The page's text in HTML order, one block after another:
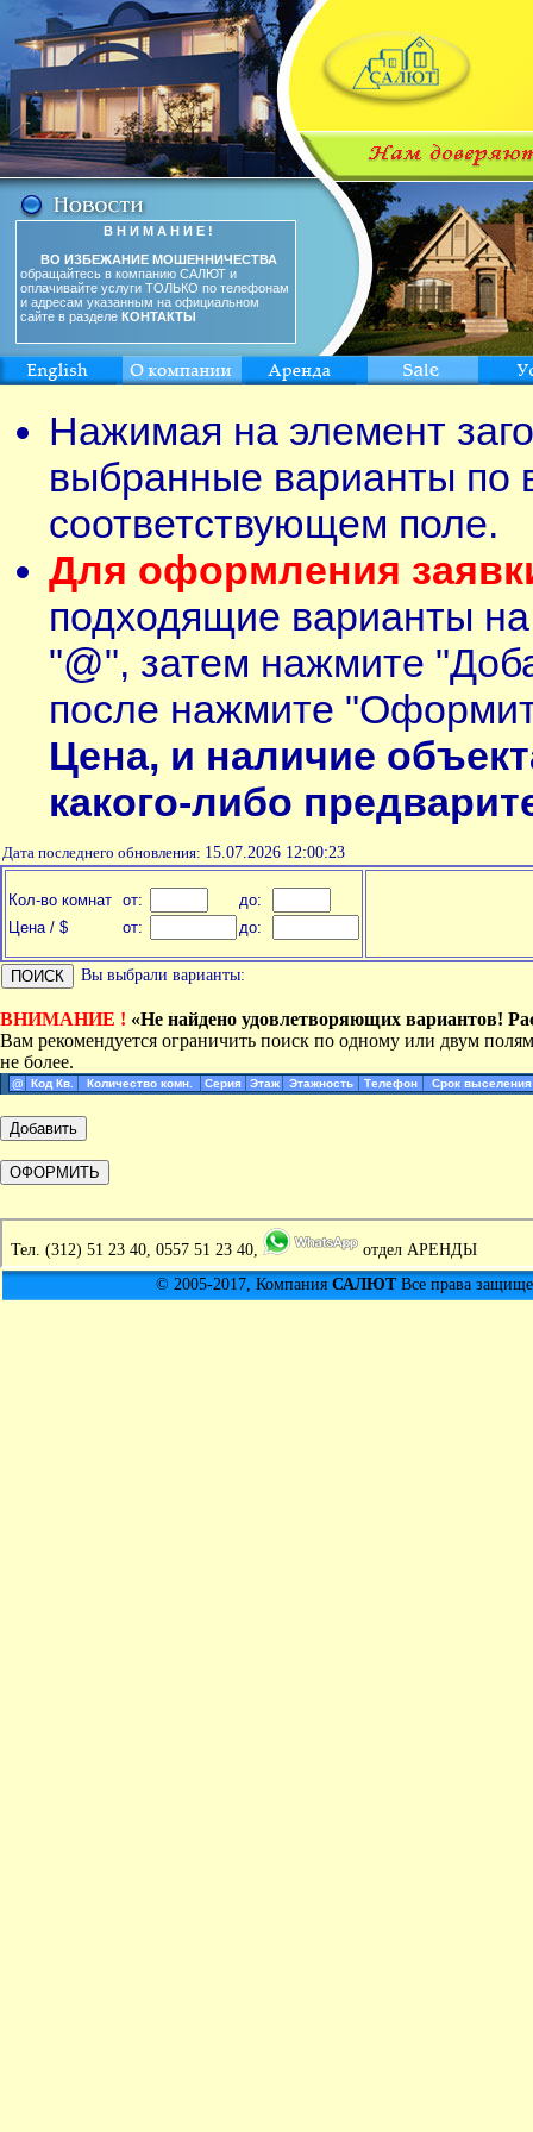
В Н И М А Н И Е !
ВО ИЗБЕЖАНИЕ МОШЕННИЧЕСТВА
обращайтесь в компанию САЛЮТ и
оплачивайте услуги ТОЛЬКО по телефонам
и адресам указанным на официальном
сайте в разделе КОНТАКТЫ
Нажимая на элемент
выбранные варианты по
соответствующем поле.
Для оформления
подходящие варианты
"@", затем нажмите
после нажмите
Цена, и наличие
какого-либо
Дата последнего обновления: 15.07.2026 12:00:23
Кол-во комнат от:
до:
Цена / $
от: до:
Вы выбрали варианты:
ВНИМАНИЕ ! «Не найдено удовлетворяющих вариантов!
Вам рекомендуется ограничить поиск по одному или двум
не более.
@ Код Кв. Количество комн. Серия Этаж Этажность Телефон Срок выселения
Тел. (312) 51 23 40, 0557 51 23 40,
отдел АРЕНДЫ
© 2005-2017, Компания САЛЮТВсе права